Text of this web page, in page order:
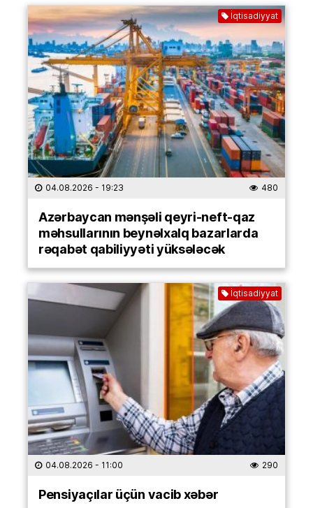
İqtisadiyyat
04.08.2026 - 19:23 480
Azərbaycan mənşəli qeyri-neft-qaz
məhsullarının beynəlxalq bazarlarda
rəqabət qabiliyyəti yüksələcək
İqtisadiyyat
04.08.2026 - 11:00 290
Pensiyaçılar üçün vacib xəbər